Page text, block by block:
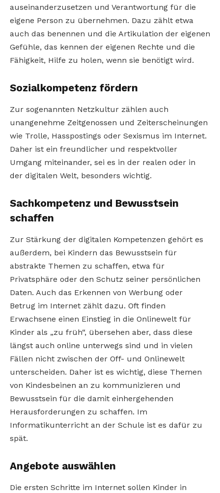
auseinanderzusetzen und Verantwortung für die
eigene Person zu übernehmen. Dazu zählt etwa
auch das benennen und die Artikulation der eigenen
Gefühle, das kennen der eigenen Rechte und die
Fähigkeit, Hilfe zu holen, wenn sie benötigt wird.
Sozialkompetenz fördern
Zur sogenannten Netzkultur zählen auch
unangenehme Zeitgenossen und Zeiterscheinungen
wie Trolle, Hasspostings oder Sexismus im Internet.
Daher ist ein freundlicher und respektvoller
Umgang miteinander, sei es in der realen oder in
der digitalen Welt, besonders wichtig.
Sachkompetenz und Bewusstsein
schaffen
Zur Stärkung der digitalen Kompetenzen gehört es
außerdem, bei Kindern das Bewusstsein für
abstrakte Themen zu schaffen, etwa für
Privatsphäre oder den Schutz seiner persönlichen
Daten. Auch das Erkennen von Werbung oder
Betrug im Internet zählt dazu. Oft finden
Erwachsene einen Einstieg in die Onlinewelt für
Kinder als „zu früh“, übersehen aber, dass diese
längst auch online unterwegs sind und in vielen
Fällen nicht zwischen der Off- und Onlinewelt
unterscheiden. Daher ist es wichtig, diese Themen
von Kindesbeinen an zu kommunizieren und
Bewusstsein für die damit einhergehenden
Herausforderungen zu schaffen. Im
Informatikunterricht an der Schule ist es dafür zu
spät.
Angebote auswählen
Die ersten Schritte im Internet sollen Kinder in